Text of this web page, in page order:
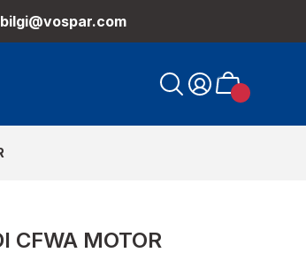
bilgi@vospar.com
CFWA MOTOR